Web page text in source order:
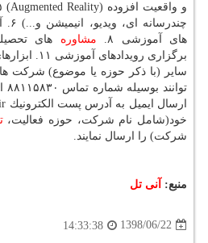
های آموزشی ۸.
مشاوره
سایر (با ذكر حوزه یا موضوع) شركت
خود(شامل نام شركت، حوزه فعالیت،
شركت) را ارسال نمایند.
منبع: آنی تل
1398/06/22
14:33:38